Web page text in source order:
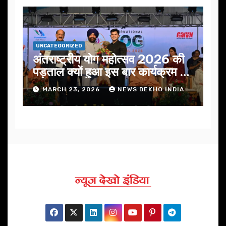
UNCATEGORIZED
अंतराष्ट्रीय योग महोत्सव 2026 की
पड़ताल क्यों हुआ इस बार कार्यक्रम में
निखार
MARCH 23, 2026 NEWS DEKHO INDIA